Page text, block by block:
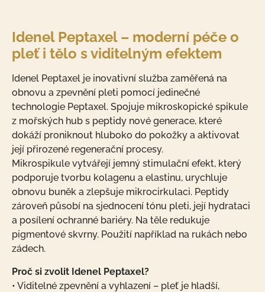
Idenel Peptaxel – moderní péče o
pleť i tělo s viditelným efektem
Idenel Peptaxel je inovativní služba zaměřená na
obnovu a zpevnění pleti pomocí jedinečné
technologie Peptaxel. Spojuje mikroskopické spikule
z mořských hub s peptidy nové generace, které
dokáží proniknout hluboko do pokožky a aktivovat
její přirozené regenerační procesy.
Mikrospikule vytvářejí jemný stimulační efekt, který
podporuje tvorbu kolagenu a elastinu, urychluje
obnovu buněk a zlepšuje mikrocirkulaci. Peptidy
zároveň působí na sjednocení tónu pleti, její hydrataci
a posílení ochranné bariéry. Na těle redukuje
pigmentové skvrny. Použití například na rukách nebo
zádech.
Proč si zvolit Idenel Peptaxel?
• Viditelné zpevnění a vyhlazení – pleť je hladší,